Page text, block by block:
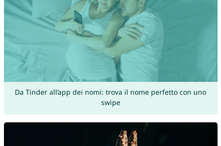
Da Tinder all’app dei nomi: trova il nome perfetto con uno
swipe